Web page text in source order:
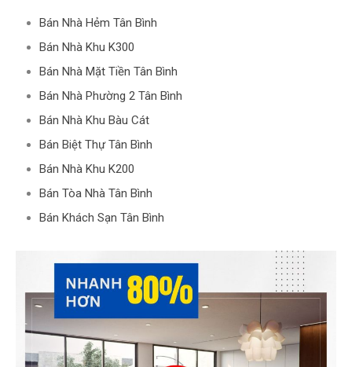
Bán Nhà Hẻm Tân Bình
Bán Nhà Khu K300
Bán Nhà Mặt Tiền Tân Bình
Bán Nhà Phường 2 Tân Bình
Bán Nhà Khu Bàu Cát
Bán Biệt Thự Tân Bình
Bán Nhà Khu K200
Bán Tòa Nhà Tân Bình
Bán Khách Sạn Tân Bình